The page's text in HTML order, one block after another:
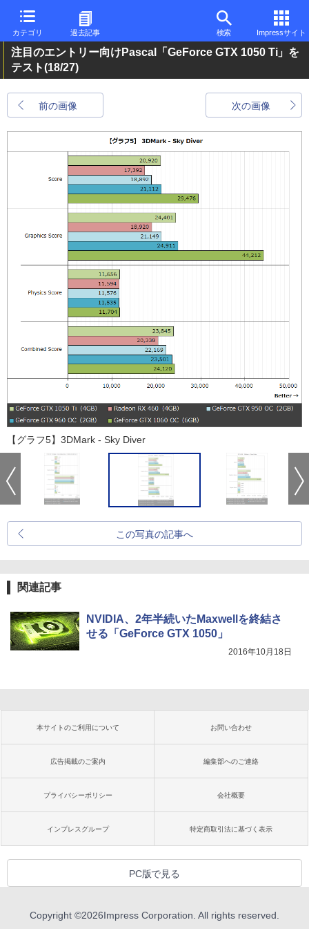
カテゴリ 過去記事 検索 Impressサイト
注目のエントリー向けPascal「GeForce GTX 1050 Ti」を
テスト(18/27)
前の画像 次の画像
【グラフ5】3DMark - Sky Diver
この写真の記事へ
関連記事
NVIDIA、2年半続いたMaxwellを終結さ
せる「GeForce GTX 1050」
2016年10月18日
本サイトのご利用について お問い合わせ
広告掲載のご案内 編集部へのご連絡
プライバシーポリシー 会社概要
インプレスグループ 特定商取引法に基づく表示
PC版で見る
Copyright ©2026Impress Corporation. All rights reserved.